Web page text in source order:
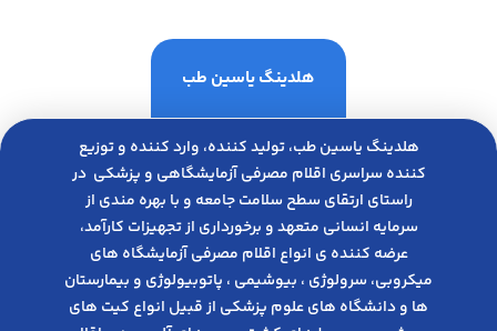
هلدینگ یاسین طب
هلدینگ یاسین طب، تولید کننده، وارد کننده و توزیع
کننده سراسری اقلام مصرفی آزمایشگاهی و پزشکی در
راﺳﺘﺎی ارﺗﻘﺎی ﺳﻄﺢ ﺳﻼﻣﺖ ﺟﺎﻣﻌﻪ و ﺑﺎ ﺑﻬﺮه ﻣﻨﺪی از
ﺳﺮﻣﺎﯾﻪ انسانی متعهد و ﺑﺮﺧﻮرداری از ﺗﺠﻬﯿﺰات ﮐﺎرآﻣﺪ،
عرضه کننده ی انواع اﻗﻼم مصرفی آزﻣﺎﯾﺸﮕﺎه های
میکروبی، ﺳﺮوﻟﻮژی ، ﺑﯿﻮﺷﯿﻤﯽ ، پاتوبیولوژی و بیمارستان
ها و دانشگاه های علوم پزشکی از قبیل انواع کیت های